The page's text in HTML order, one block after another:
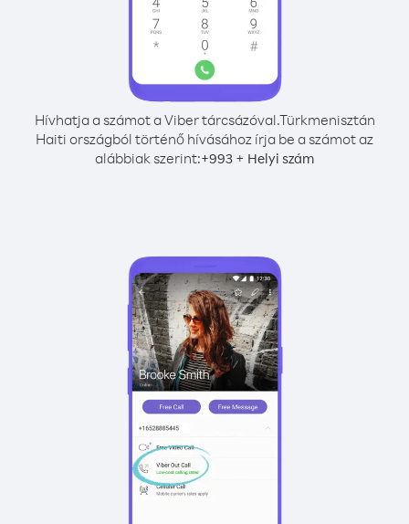
Hívhatja a számot a Viber tárcsázóval.Türkmenisztán
Haiti országból történő hívásához írja be a számot az
alábbiak szerint:+993 + Helyi szám